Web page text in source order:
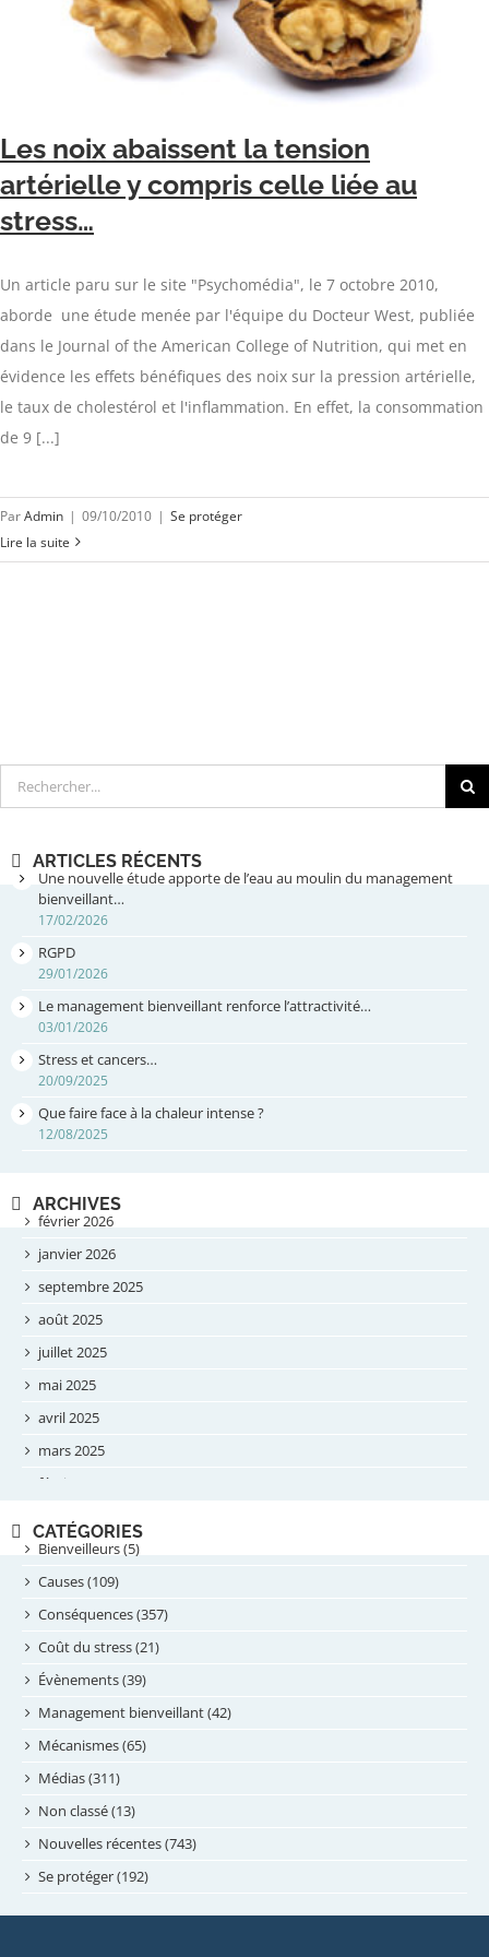
Les noix abaissent la tension
artérielle y compris celle liée au
stress…
Un article paru sur le site "Psychomédia", le 7 octobre 2010,
aborde une étude menée par l'équipe du Docteur West, publiée
dans le Journal of the American College of Nutrition, qui met en
évidence les effets bénéfiques des noix sur la pression artérielle,
le taux de cholestérol et l'inflammation. En effet, la consommation
de 9 [...]
ParAdmin | 09/10/2010 | Se protéger
Lire la suite
Rechercher
ARTICLES RÉCENTS
Une nouvelle étude apporte de l’eau au moulin du management
bienveillant…
17/02/2026
RGPD
29/01/2026
Le management bienveillant renforce l’attractivité…
03/01/2026
Stress et cancers…
20/09/2025
Que faire face à la chaleur intense ?
12/08/2025
ARCHIVES
février 2026
janvier 2026
septembre 2025
août 2025
juillet 2025
mai 2025
avril 2025
mars 2025
février 2025
septembre 2024
août 2024
juillet 2024
juin 2024
mai 2024
avril 2024
février 2024
janvier 2024
novembre 2023
octobre 2023
septembre 2023
CATÉGORIES
Bienveilleurs (5)
Causes (109)
Conséquences (357)
Coût du stress (21)
Évènements (39)
Management bienveillant (42)
Mécanismes (65)
Médias (311)
Non classé (13)
Nouvelles récentes (743)
Se protéger (192)